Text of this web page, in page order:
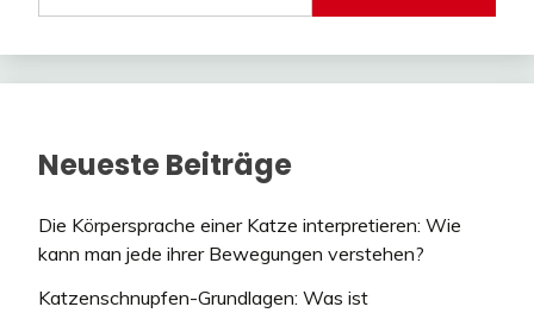
Neueste Beiträge
Die Körpersprache einer Katze interpretieren: Wie
kann man jede ihrer Bewegungen verstehen?
Katzenschnupfen-Grundlagen: Was ist